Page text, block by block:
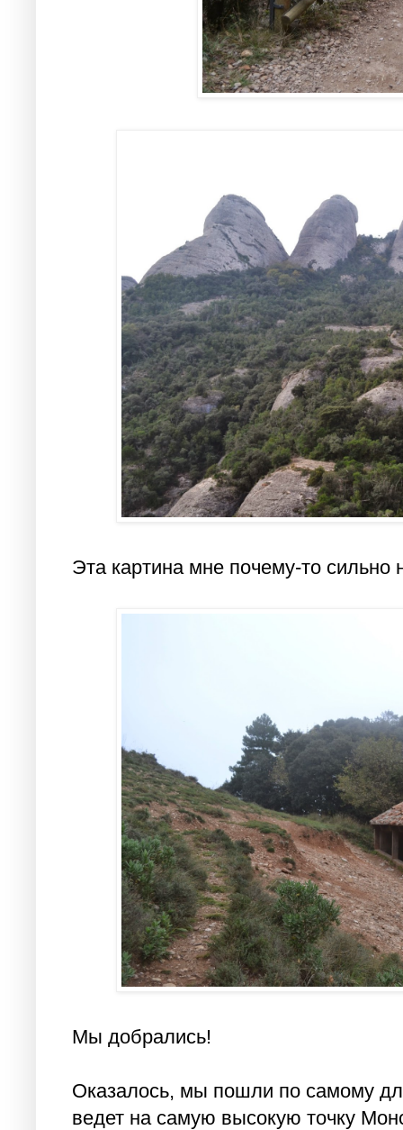
Эта картина мне почему-то сильно
Мы добрались!
Оказалось, мы пошли по самому
ведет на самую высокую точку